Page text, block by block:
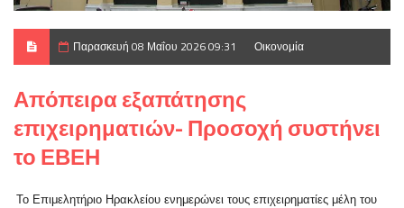
Παρασκευή 08 Μαΐου 2026 09:31 Οικονομία
Απόπειρα εξαπάτησης
επιχειρηματιών- Προσοχή συστήνει
το ΕΒΕΗ
Το Επιμελητήριο Ηρακλείου ενημερώνει τους επιχειρηματίες μέλη του